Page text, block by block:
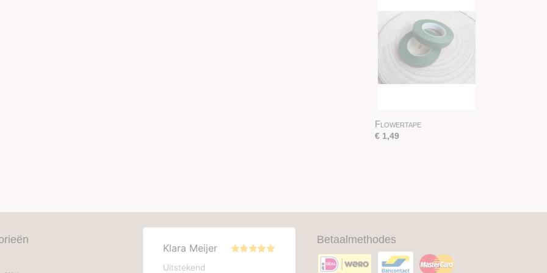
Flowertape
€ 1,49
Betaalmethodes